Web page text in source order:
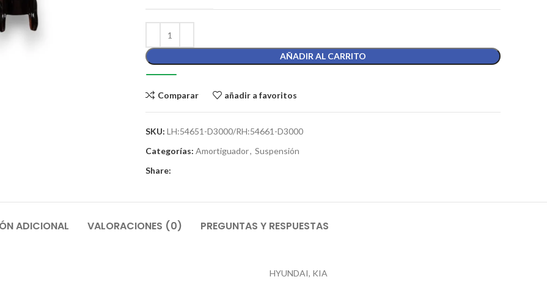
AÑADIR AL CARRITO
Comparar añadir a favoritos
SKU: LH:54651-D3000/RH:54661-D3000
Categorías: Amortiguador, Suspensión
Share:
ADICIONAL VALORACIONES (0) PREGUNTAS Y RESPUESTAS
HYUNDAI, KIA